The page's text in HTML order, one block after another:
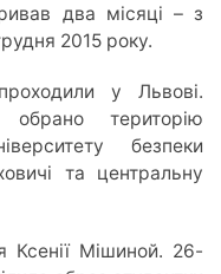
два місяці – з
2015 року.
у Львові.
територію
безпеки
та центральну
Ксенії Мішиной. 26-